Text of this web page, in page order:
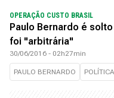
OPERAÇÃO CUSTO BRASIL
Paulo Bernardo é
foi "arbitrária"
30/06/2016 - 02h27min
PAULO BERNARDO POLÍTICA